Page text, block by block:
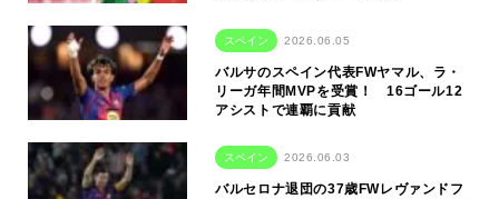
スペイン 2026.06.05
バルサのスペイン代表FWヤマル、ラ・
リーガ年間MVPを受賞！ 16ゴール12
アシストで連覇に貢献
スペイン 2026.06.03
バルセロナ退団の37歳FWレヴァンドフ